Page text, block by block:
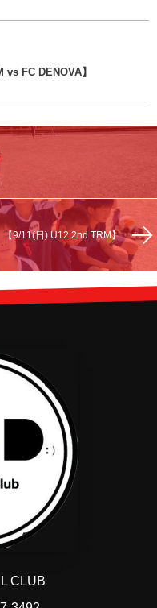
vs FC DENOVA】
【9/11(日) U12 2nd TRM】
CLUB